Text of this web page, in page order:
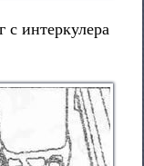
интеркулера